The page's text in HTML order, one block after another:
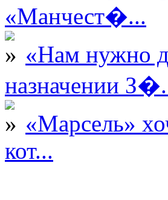
«Манчест�...
«Нам нужно
назначении
«Марсель»
кот...